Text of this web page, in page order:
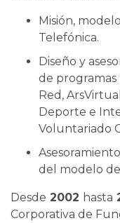
Misión,
Telefónica.
Diseño y
de programas
Red,
Deporte e
Voluntariado
del modelo
Desde 2002 hasta
Corporativa de